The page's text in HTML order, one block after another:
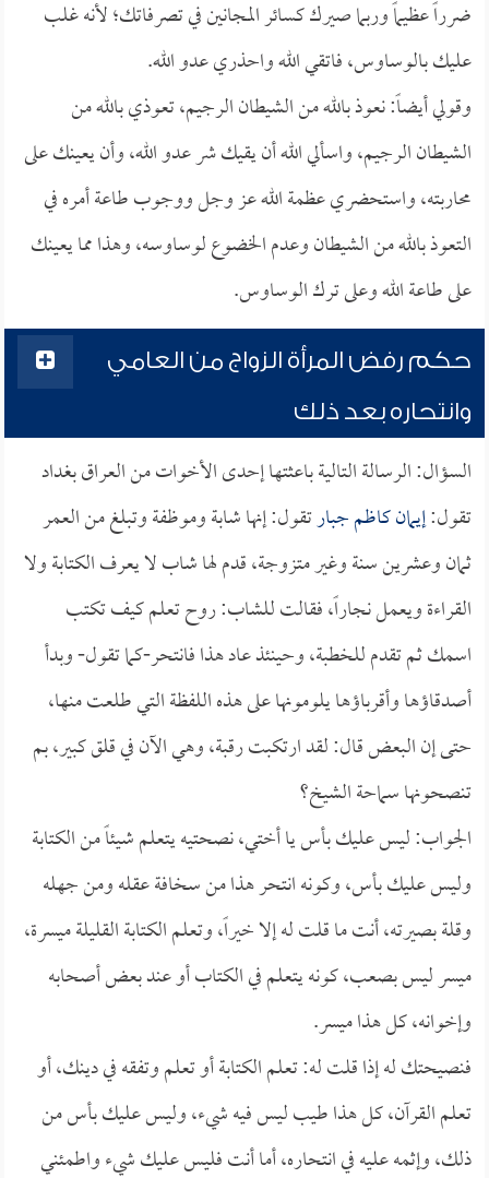
ضرراً عظيماً وربما صيرك كسائر المجانين في تصرفاتك؛ لأنه غلب
عليك بالوساوس، فاتقي الله واحذري عدو الله.
وقولي أيضاً: نعوذ بالله من الشيطان الرجيم، تعوذي بالله من
الشيطان الرجيم، واسألي الله أن يقيك شر عدو الله، وأن يعينك على
محاربته، واستحضري عظمة الله عز وجل ووجوب طاعة أمره في
التعوذ بالله من الشيطان وعدم الخضوع لوساوسه، وهذا مما يعينك
على طاعة الله وعلى ترك الوساوس.
حكم رفض المرأة الزواج من العامي
وانتحاره بعد ذلك
السؤال: الرسالة التالية باعثتها إحدى الأخوات من العراق بغداد
تقول:إيمان كاظم جبارتقول: إنها شابة وموظفة وتبلغ من العمر
ثمان وعشرين سنة وغير متزوجة، قدم لها شاب لا يعرف الكتابة ولا
القراءة ويعمل نجاراً، فقالت للشاب: روح تعلم كيف تكتب
اسمك ثم تقدم للخطبة، وحينئذ عاد هذا فانتحر-كما تقول- وبدأ
أصدقاؤها وأقرباؤها يلومونها على هذه اللفظة التي طلعت منها،
حتى إن البعض قال: لقد ارتكبت رقبة، وهي الآن في قلق كبير، بم
تنصحونها سماحة الشيخ؟
الجواب: ليس عليك بأس يا أختي، نصحتيه يتعلم شيئاً من الكتابة
وليس عليك بأس، وكونه انتحر هذا من سخافة عقله ومن جهله
وقلة بصيرته، أنت ما قلت له إلا خيراً، وتعلم الكتابة القليلة ميسرة،
ميسر ليس بصعب، كونه يتعلم في الكتاب أو عند بعض أصحابه
وإخوانه، كل هذا ميسر.
فنصيحتك له إذا قلت له: تعلم الكتابة أو تعلم وتفقه في دينك، أو
تعلم القرآن، كل هذا طيب ليس فيه شيء، وليس عليك بأس من
ذلك، وإثمه عليه في انتحاره، أما أنت فليس عليك شيء واطمئني